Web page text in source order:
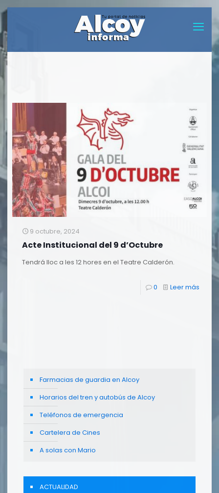
9 octubre, 2024
Acte Institucional del 9 d’Octubre
Tendrá lloc a les 12 hores en el Teatre Calderón.
0 Leer más
Farmacias de guardia en Alcoy
Horarios del tren y autobús de Alcoy
Teléfonos de emergencia
Cartelera de Cines
A solas con Mario
ACTUALIDAD